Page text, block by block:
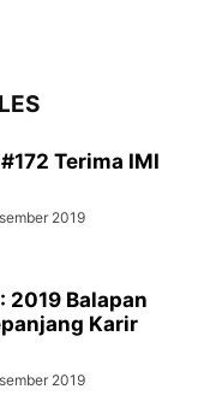
Terima IMI
2019
2019 Balapan
Karir
2019